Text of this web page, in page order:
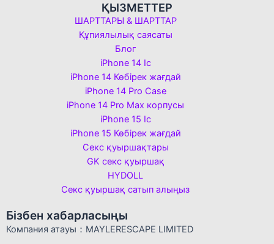
ҚЫЗМЕТТЕР
ШАРТТАРЫ & ШАРТТАР
Құпиялылық саясаты
Блог
iPhone 14 Іс
iPhone 14 Көбірек жағдай
iPhone 14 Pro Case
iPhone 14 Pro Max корпусы
iPhone 15 Іс
iPhone 15 Көбірек жағдай
Секс қуыршақтары
GK секс қуыршақ
HYDOLL
Секс қуыршақ сатып алыңыз
Бізбен хабарласыңы
Компания атауы：MAYLERESCAPE LIMITED